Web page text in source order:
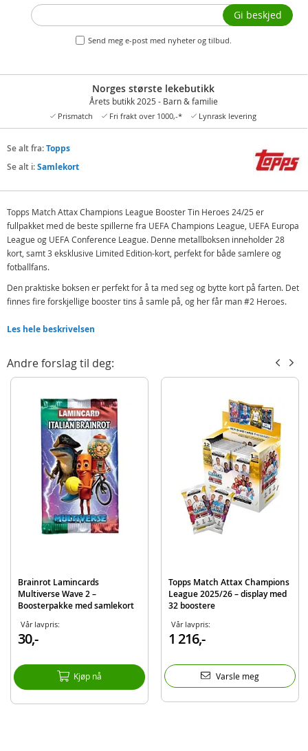
Send meg e-post med nyheter og tilbud.
Gi beskjed
Norges største lekebutikk
Årets butikk 2025 - Barn & familie
Prismatch Fri frakt over 1000,-* Lynrask levering
Se alt fra:Topps
Se alt i:Samlekort
Topps Match Attax Champions League Booster Tin Heroes 24/25 er
fullpakket med de beste spillerne fra UEFA Champions League, UEFA Europa
League og UEFA Conference League. Denne metallboksen inneholder 28
kort, samt 3 eksklusive Limited Edition-kort, perfekt for både samlere og
fotballfans.
Den praktiske boksen er perfekt for å ta med seg og bytte kort på farten. Det
finnes fire forskjellige booster tins å samle på, og her får man #2 Heroes.
Players-kort, Vintage Vibes, Trophy Triumph, Attax Debut, Heritage-kort,
Unbeatable 100 Club. Det er også sjansen for å finne nye Chase-kort som
Gold Edge, Hall of Fame Chrome, Platinum Pull Limited Editions, Ultimate
Inneholder:
28 fotballkort
3 eksklusive Limited Edition-fotballkort
Mini oppbevaringsboks i metall
Detaljer:
Alder: fra 3 år
Produktdetaljer
Merke
Les hele beskrivelsen
Andre forslag til deg:
Brainrot Lamincards
Multiverse Wave 2 –
Boosterpakke med samlekort
Vår lavpris:
30,-
Kjøp nå
Topps Match Attax Champions
League 2025/26 – display med
32 boostere
Vår lavpris:
1 216,-
Varsle meg